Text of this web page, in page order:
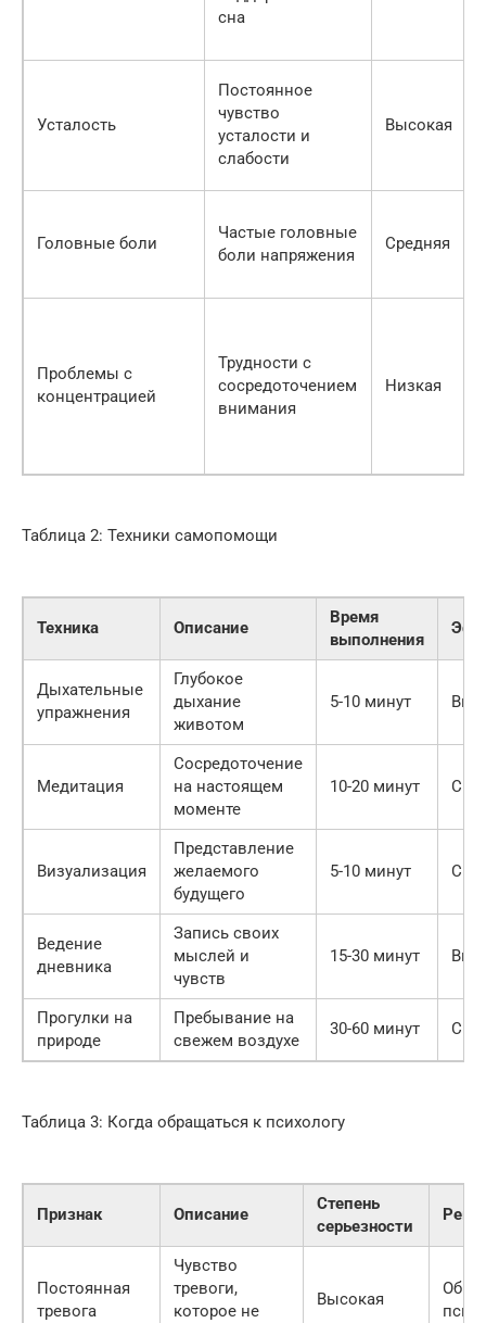
сна
Усталость
Постоянное
чувство
усталости и
слабости
Высокая
Головные боли
Частые головные
боли напряжения
Средняя
Проблемы с
концентрацией
Трудности с
сосредоточением
внимания
Низкая
Таблица 2: Техники самопомощи
Техника Описание
Время
выполнения
Дыхательные
упражнения
Глубокое
дыхание
животом
5-10 минут
Медитация
Сосредоточение
на настоящем
моменте
10-20 минут
Визуализация
Представление
желаемого
будущего
5-10 минут
Ведение
дневника
Запись своих
мыслей и
чувств
15-30 минут
Прогулки на
природе
Пребывание на
свежем воздухе
30-60 минут
Таблица 3: Когда обращаться к психологу
Признак Описание
Степень
серьезности
Постоянная
тревога
Чувство
тревоги,
которое не
Высокая